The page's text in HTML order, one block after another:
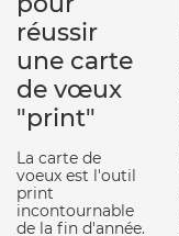
réussir
une carte
de vœux
"print"
La carte de
voeux est l'outil
print
incontournable
de la fin d'année.